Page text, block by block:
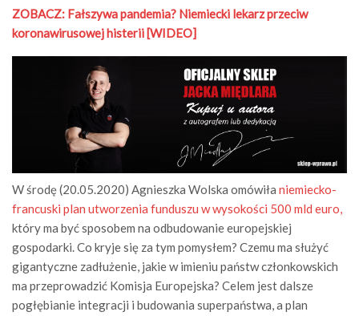
ZOBACZ: Fałszywa pandemia? Niemiecki lekarz przeciw
koronawirusowej histerii [WIDEO]
W środę (20.05.2020) Agnieszka Wolska omówiła niemiecko-
francuski plan utworzenia funduszu w wysokości 500 mld euro,
który ma być sposobem na odbudowanie europejskiej
gospodarki. Co kryje się za tym pomysłem? Czemu ma służyć
gigantyczne zadłużenie, jakie w imieniu państw członkowskich
ma przeprowadzić Komisja Europejska? Celem jest dalsze
pogłębianie integracji i budowania superpaństwa, a plan